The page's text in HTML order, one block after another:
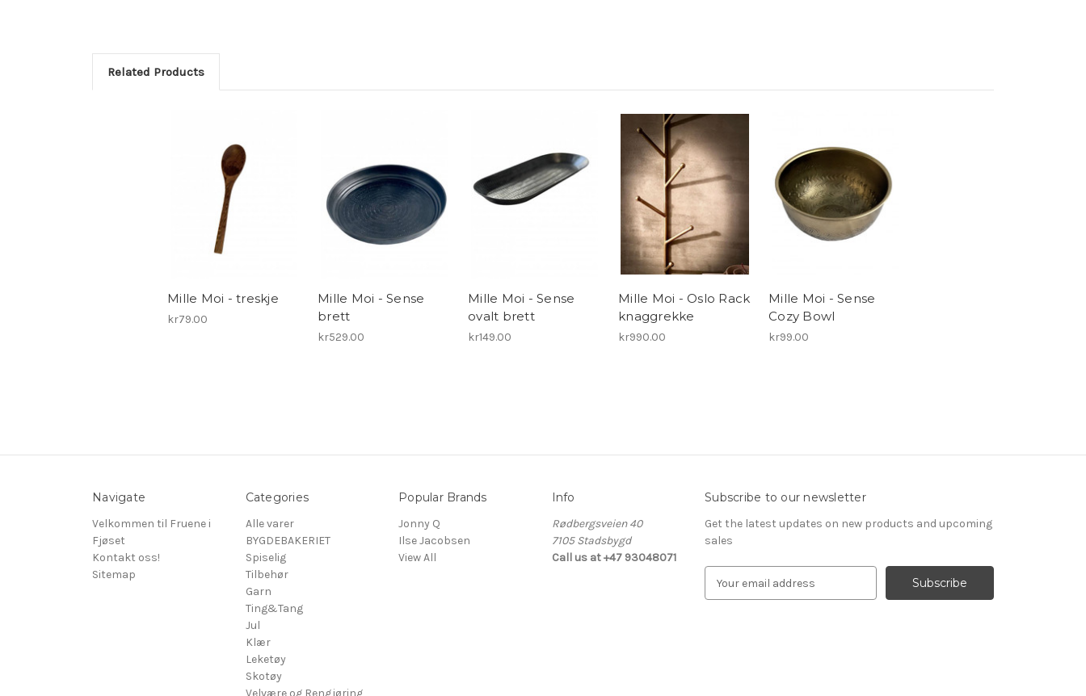
Related Products
Mille Moi - treskje
kr79.00
Mille Moi - Sense
brett
kr529.00
Mille Moi - Sense
ovalt brett
kr149.00
Mille Moi - Oslo Rack
knaggrekke
kr990.00
Mille Moi - Sense
Cozy Bowl
kr99.00
Navigate
Velkommen til Fruene i
Fjøset
Kontakt oss!
Sitemap
Categories
Alle varer
BYGDEBAKERIET
Spiselig
Tilbehør
Garn
Ting&Tang
Jul
Klær
Leketøy
Skotøy
Popular Brands
Jonny Q
Ilse Jacobsen
View All
Info
Rødbergsveien 40
7105 Stadsbygd
Call us at +47 93048071
Subscribe to our newsletter
Get the latest updates on new products and upcoming
sales